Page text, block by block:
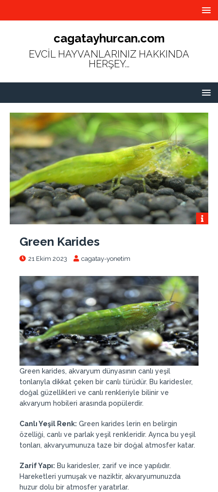
cagatayhurcan.com
EVCİL HAYVANLARINIZ HAKKINDA
HERŞEY...
Green Karides
21 Ekim 2023 cagatay-yonetim
Green karides, akvaryum dünyasının canlı yeşil
tonlarıyla dikkat çeken bir canlı türüdür. Bu karidesler,
doğal güzellikleri ve canlı renkleriyle bilinir ve
akvaryum hobileri arasında popülerdir.
Canlı Yeşil Renk: Green karides lerin en belirgin
özelliği, canlı ve parlak yeşil renkleridir. Ayrıca bu yeşil
tonları, akvaryumunuza taze bir doğal atmosfer katar.
Zarif Yapı: Bu karidesler, zarif ve ince yapılıdır.
Hareketleri yumuşak ve naziktir, akvaryumunuzda
huzur dolu bir atmosfer yaratırlar.